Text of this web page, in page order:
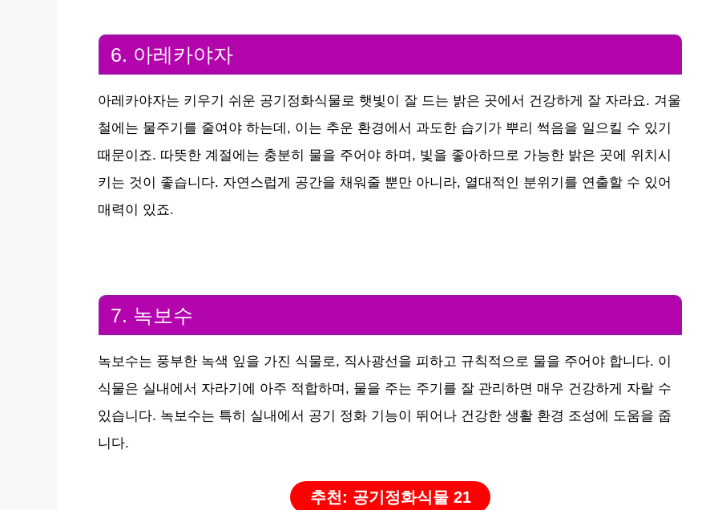
6. 아레카야자
아레카야자는 키우기 쉬운 공기정화식물로 햇빛이 잘 드는 밝은 곳에서 건강하게 잘 자라요. 겨울
철에는 물주기를 줄여야 하는데, 이는 추운 환경에서 과도한 습기가 뿌리 썩음을 일으킬 수 있기
때문이죠. 따뜻한 계절에는 충분히 물을 주어야 하며, 빛을 좋아하므로 가능한 밝은 곳에 위치시
키는 것이 좋습니다. 자연스럽게 공간을 채워줄 뿐만 아니라, 열대적인 분위기를 연출할 수 있어
매력이 있죠.
7. 녹보수
녹보수는 풍부한 녹색 잎을 가진 식물로, 직사광선을 피하고 규칙적으로 물을 주어야 합니다. 이
식물은 실내에서 자라기에 아주 적합하며, 물을 주는 주기를 잘 관리하면 매우 건강하게 자랄 수
있습니다. 녹보수는 특히 실내에서 공기 정화 기능이 뛰어나 건강한 생활 환경 조성에 도움을 줍
니다.
추천: 공기정화식물 21